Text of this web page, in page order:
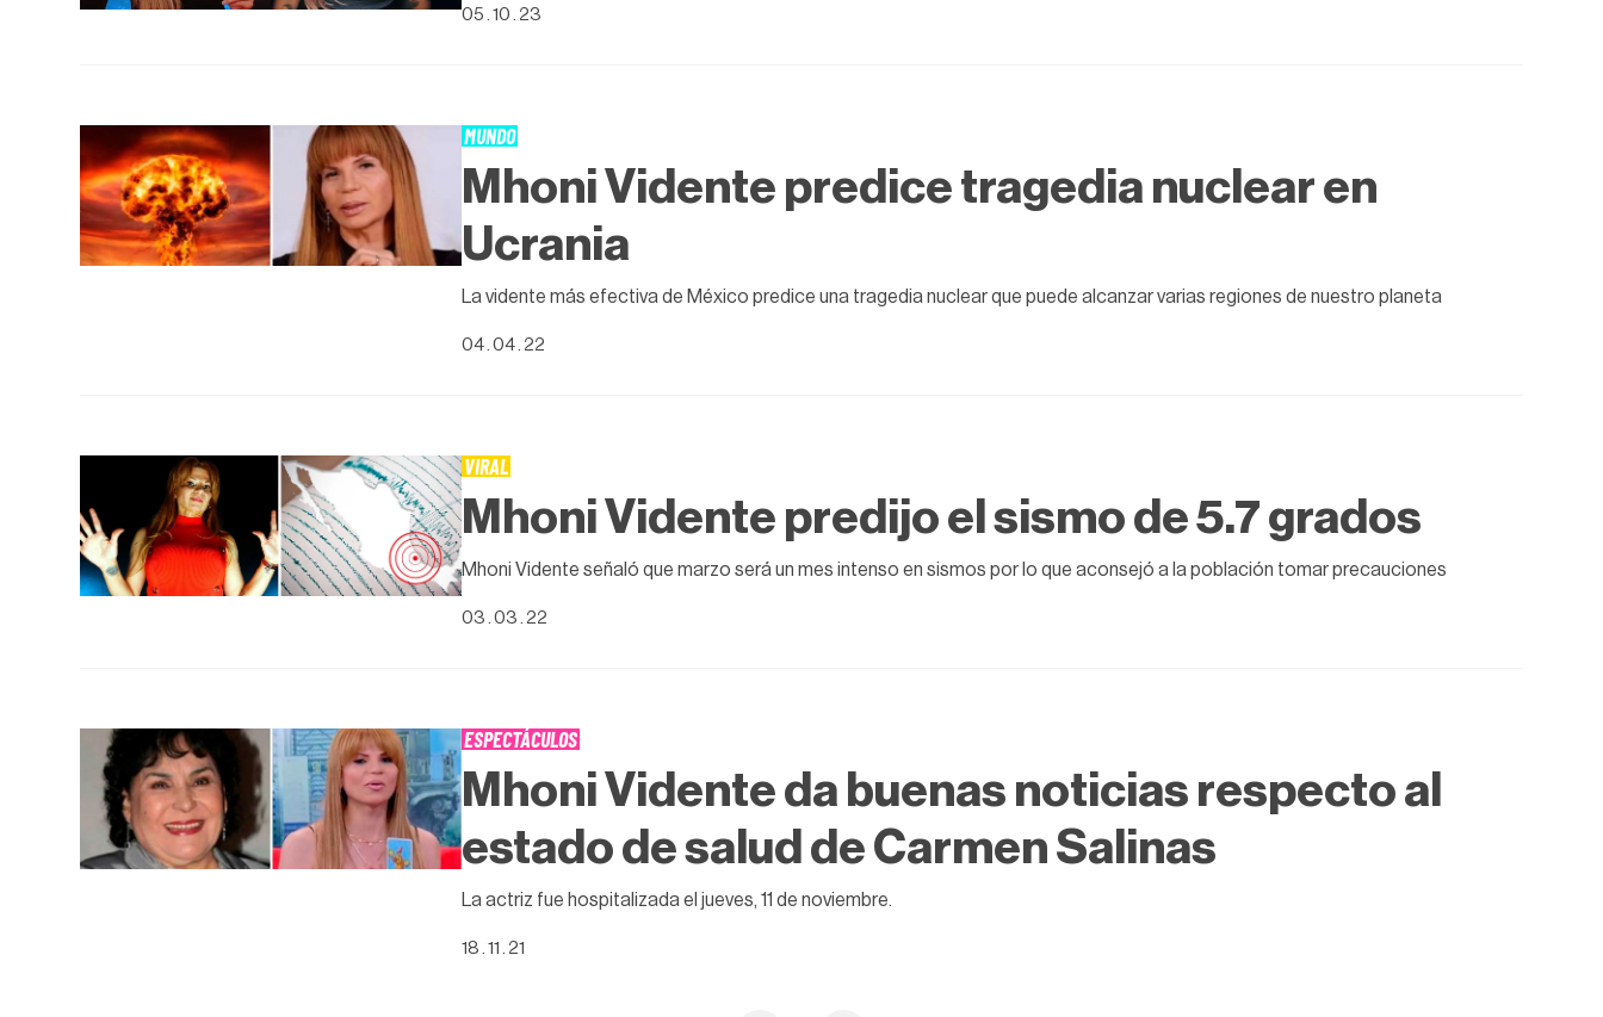
05 . 10 . 23
MUNDO
Mhoni Vidente predice tragedia nuclear en
Ucrania
La vidente más efectiva de México predice una tragedia nuclear que puede alcanzar varias regiones de nuestro planeta
04 . 04 . 22
VIRAL
Mhoni Vidente predijo el sismo de 5.7 grados
Mhoni Vidente señaló que marzo será un mes intenso en sismos por lo que aconsejó a la población tomar precauciones
03 . 03 . 22
ESPECTÁCULOS
Mhoni Vidente da buenas noticias respecto al
estado de salud de Carmen Salinas
La actriz fue hospitalizada el jueves, 11 de noviembre.
18 . 11 . 21